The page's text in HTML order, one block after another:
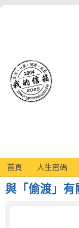
首頁 人生密碼
與「偷渡」有